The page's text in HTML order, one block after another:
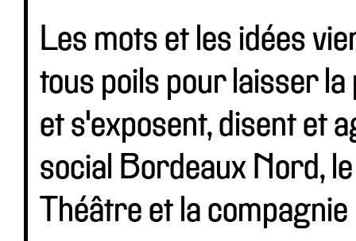
Les mots et les idées
tous poils pour laisser la
et s'exposent, disent et
social Bordeaux Nord,
Théâtre et la